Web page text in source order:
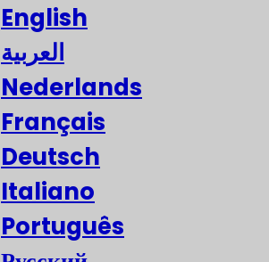
English
العربية
Nederlands
Français
Deutsch
Italiano
Português